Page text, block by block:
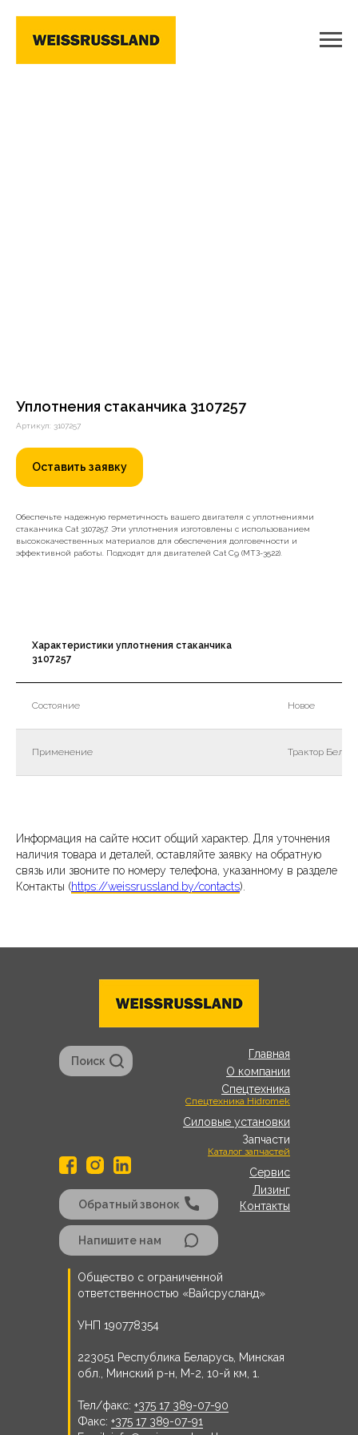
Уплотнения стаканчика 3107257
Артикул: 3107257
Оставить заявку
Обеспечьте надежную герметичность вашего двигателя с уплотнениями
стаканчика Cat 3107257. Эти уплотнения изготовлены с использованием
высококачественных материалов для обеспечения долговечности и
эффективной работы. Подходят для двигателей Cat C9 (МТЗ-3522).
Характеристики уплотнения стаканчика
3107257
Состояние Новое
Применение Трактор
Информация на сайте носит общий характер. Для уточнения
наличия товара и деталей, оставляйте заявку на обратную
связь или звоните по номеру телефона, указанному в разделе
Контакты (https://weissrussland.by/contacts).
Общество с ограниченной
ответственностью «Вайсрусланд»
УНП 190778354
223051 Республика Беларусь, Минская
обл., Минский р-н, М-2, 10-й км, 1.
Тел/факс: +375 17 389-07-90
Факс: +375 17 389-07-91
Главная
О компании
Спецтехника
Силовые установки
Запчасти
Сервис
Лизинг
Контакты
Поиск
Обратный звонок
Напишите нам
Каталог запчастей
Спецтехника Hidromek